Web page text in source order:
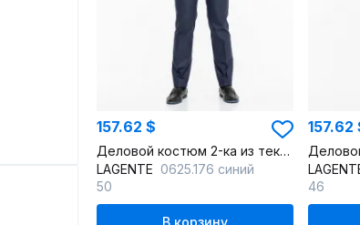
157.62 $
Деловой костюм 2-ка из текстиля синяя классика
LAGENTE 0625.176 синий
50
В корзину
157.62
46